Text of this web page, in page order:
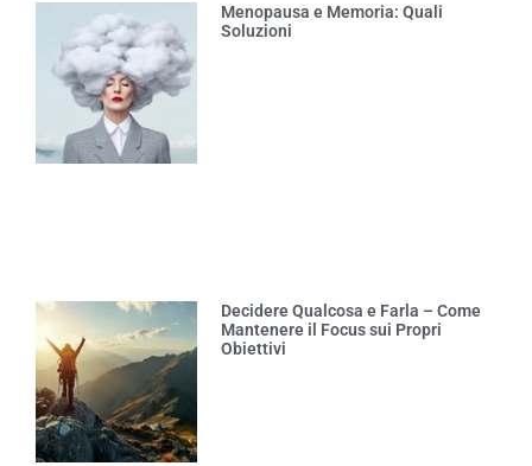
Menopausa e Memoria: Quali
Soluzioni
Decidere Qualcosa e Farla – Come
Mantenere il Focus sui Propri
Obiettivi